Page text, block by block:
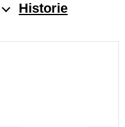
Historie